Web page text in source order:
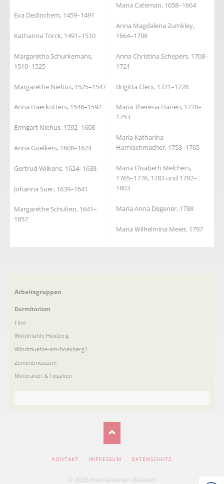
Eva Dedinchem, 1459–1491
Katharina Torck, 1491–1510
Margaretha Schurkemans,
1510–1525
Margarethe Niehus, 1525–1547
Anna Haerkotters, 1548–1592
Ermgart Niehus, 1592–1608
Anna Guelkers, 1608–1624
Gertrud Wilkens, 1624–1638
Johanna Suer, 1639–1641
Margarethe Schulten, 1641–
1657
Maria Cateman, 1658–1664
Anna Magdalena Zumkley,
1664–1708
Anna Christina Schepers, 1708–
1721
Brigitta Clerx, 1721–1728
Maria Theresia Hanen, 1728–
1753
Maria Katharina
Harnischmacher, 1753–1765
Maria Elisabeth Melchers,
1765–1776, 1783 und 1792–
1803
Maria Anna Degener, 1788
Maria Wilhelmina Meier, 1797
Navigation
Arbeitsgruppen
Dormitorium
Film
Windmühle Höxberg
Windmuehle-am-hoexberg1
Zementmuseum
Mineralien & Fossilien
NAVIGATION
KONTAKT IMPRESSUM DATENSCHUTZ
© 2026 Heimatverein-Beckum